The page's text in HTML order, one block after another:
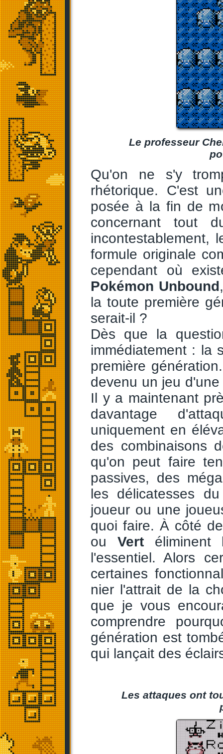
Le professeur
Qu'on ne s'y
rhétorique. C'est
posée à la fin de
concernant tout
incontestablement,
formule originale
cependant où
Pokémon Unbound
la toute première
serait-il ?
Dès que la
immédiatement : la
première
devenu un jeu
Il y a maintenant
davantage
uniquement en
des combinaisons
qu'on peut faire
passives, des
les délicatesses
joueur ou une
quoi faire. À côté
ou Vertéliminent
l'essentiel. Alors
certaines
nier l'attrait de la
que je vous
comprendre
génération est
qui lançait des
Les attaques ont